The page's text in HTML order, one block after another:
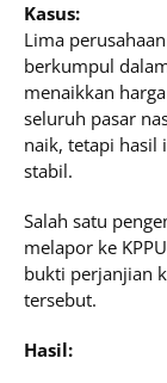
Kasus:
Lima
berkumpul
menaikkan
seluruh pasar
naik, tetapi hasil
stabil.
Salah satu
melapor ke
bukti perjanjian
tersebut.
Hasil: